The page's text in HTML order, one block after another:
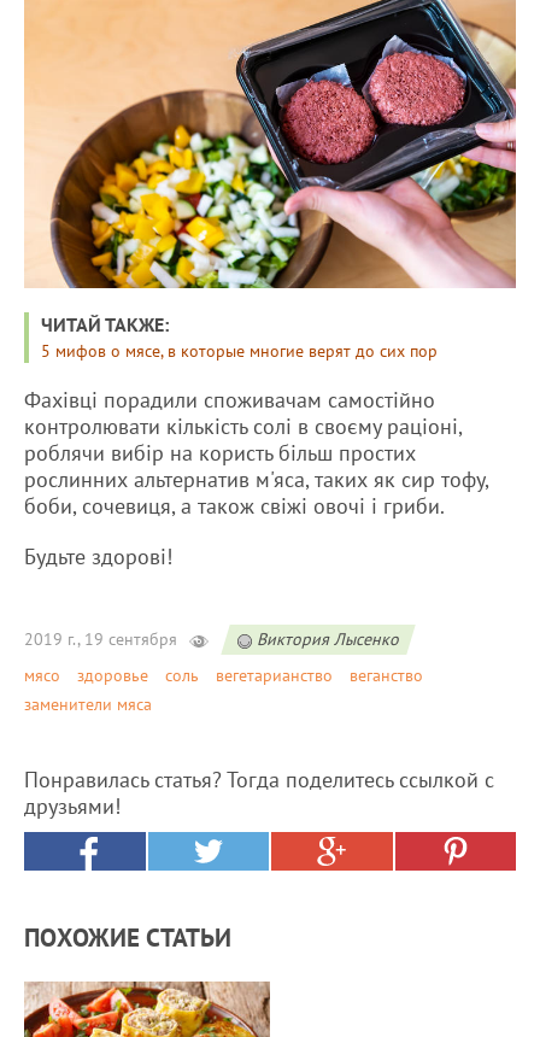
ЧИТАЙ ТАКЖЕ:
5 мифов о мясе, в которые многие верят до сих пор
Фахівці порадили споживачам самостійно
контролювати кількість солі в своєму раціоні,
роблячи вибір на користь більш простих
рослинних альтернатив м'яса, таких як сир тофу,
боби, сочевиця, а також свіжі овочі і гриби.
Будьте здорові!
2019 г., 19 сентября
Виктория Лысенко
мясо
здоровье соль вегетарианство
веганство
заменители мяса
Понравилась статья? Тогда поделитесь ссылкой с
друзьями!
ПОХОЖИЕ СТАТЬИ